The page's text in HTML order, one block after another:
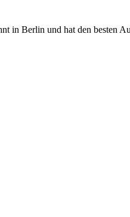
in Berlin und hat den besten